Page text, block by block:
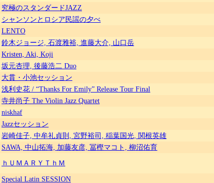
究極のスタンダードJAZZ
シャンソンとロシア民謡の夕べ
LENTO
鈴木ジョージ, 石渡雅裕, 進藤大介, 山口岳
Kristen, Aki, Koji
坂元杏理, 後藤浩二 Duo
大貫・小池セッション
浅利史花 / “Thanks For Emily” Release Tour Final
寺井尚子 The Violin Jazz Quartet
niskhaf
Jazzセッション
岩崎佳子, 中牟礼貞則, 宮野裕司, 稲葉国光, 関根英雄
SAWA, 中山拓海, 加藤友彦, 冨樫マコト, 柳沼佑育
ｈＵＭＡＲＹＴｈＭ
Special Latin SESSION